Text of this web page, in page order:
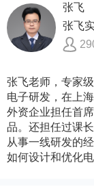
张飞
张飞
张飞老师，专家
电子研发，在上
外资企业担任首
品。还担任过课
从事一线研发的
如何设计和优化电